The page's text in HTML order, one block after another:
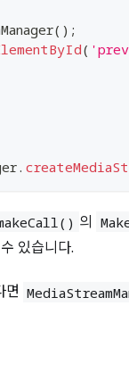
( ) ;
(
.
의
있습니다.
면